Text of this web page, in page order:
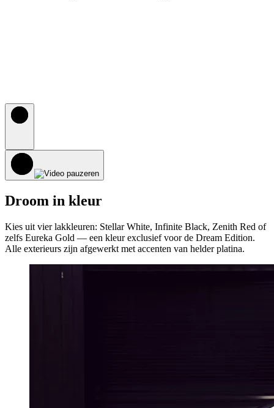
Droom in kleur
Kies uit vier lakkleuren: Stellar White, Infinite Black, Zenith Red of
zelfs Eureka Gold — een kleur exclusief voor de Dream Edition.
Alle exterieurs zijn afgewerkt met accenten van helder platina.